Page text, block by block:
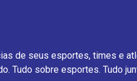
de seus esportes, times e
Tudo sobre esportes. Tudo